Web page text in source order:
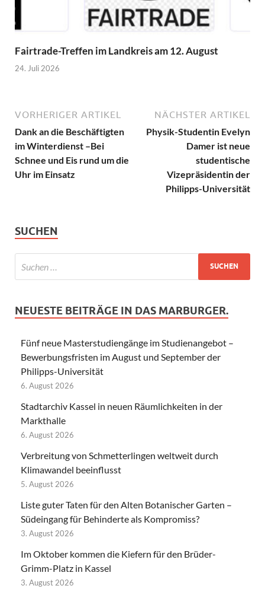
Fairtrade-Treffen im Landkreis am 12. August
24. Juli 2026
VORHERIGER ARTIKEL
Dank an die Beschäftigten
im Winterdienst –Bei
Schnee und Eis rund um die
Uhr im Einsatz
NÄCHSTER ARTIKEL
Physik-Studentin Evelyn
Damer ist neue
studentische
Vizepräsidentin der
Philipps-Universität
SUCHEN
NEUESTE BEITRÄGE IN DAS MARBURGER.
Fünf neue Masterstudiengänge im Studienangebot –
Bewerbungsfristen im August und September der
Philipps-Universität
6. August 2026
Stadtarchiv Kassel in neuen Räumlichkeiten in der
Markthalle
6. August 2026
Verbreitung von Schmetterlingen weltweit durch
Klimawandel beeinflusst
5. August 2026
Liste guter Taten für den Alten Botanischer Garten –
Südeingang für Behinderte als Kompromiss?
3. August 2026
Im Oktober kommen die Kiefern für den Brüder-
Grimm-Platz in Kassel
3. August 2026